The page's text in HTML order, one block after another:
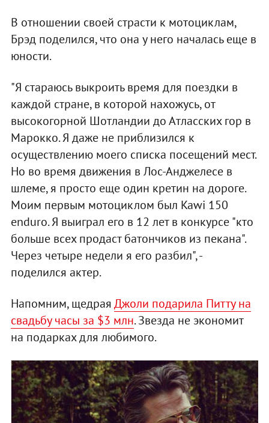
В отношении своей страсти к мотоциклам,
Брэд поделился, что она у него началась еще в
юности.
"Я стараюсь выкроить время для поездки в
каждой стране, в которой нахожусь, от
высокогорной Шотландии до Атласских гор в
Марокко. Я даже не приблизился к
осуществлению моего списка посещений мест.
Но во время движения в Лос-Анджелесе в
шлеме, я просто еще один кретин на дороге.
Моим первым мотоциклом был Kawi 150
enduro. Я выиграл его в 12 лет в конкурсе "кто
больше всех продаст батончиков из пекана".
Через четыре недели я его разбил", -
поделился актер.
Напомним, щедраяДжоли подарила Питту на
свадьбу часы за $3 млн. Звезда не экономит
на подарках для любимого.